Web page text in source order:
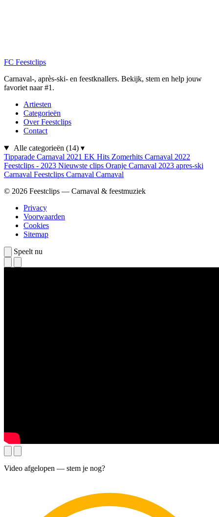
FC Feestclips
Carnaval-, après-ski- en feestknallers. Bekijk, stem en help jouw
favoriet naar #1.
Artiesten
Categorieën
Over Feestclips
Contact
Alle categorieën (14) ▾
Tipparade Carnaval 2021 EK Hits Zomerhits Carnaval 2022
Feestclips - 2023 Nieuwste clips Oranje Carnaval 2023 apres-ski
Carnaval Feestclips Carnaval Carnaval
© 2026 Feestclips — Carnaval & feestmuziek
Privacy
Voorwaarden
Cookies
Sitemap
Speelt nu
Video afgelopen — stem je nog?